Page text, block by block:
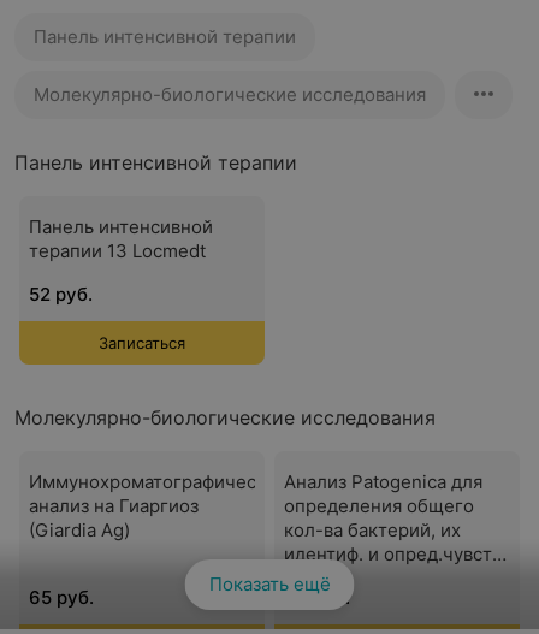
Панель интенсивной терапии
Молекулярно-биологические исследования
Панель интенсивной терапии
Панель интенсивной
терапии 13 Locmedt
52 руб.
Записаться
Молекулярно-биологические исследования
Иммунохроматографический
анализ на Гиаргиоз
(Giardia Ag)
65 руб.
Анализ Patogenica для
определения общего
кол-ва бактерий, их
идентиф. и опред.чувст-
ти.
60 руб.
Показать ещё